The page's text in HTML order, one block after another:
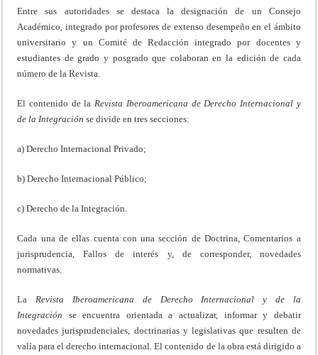
Entre sus autoridades se destaca la designación de un Consejo
Académico, integrado por profesores de extenso desempeño en el ámbito
universitario y un Comité de Redacción integrado por docentes y
estudiantes de grado y posgrado que colaboran en la edición de cada
número de la Revista.
El contenido de la Revista Iberoamericana de Derecho Internacional y
de la Integración se divide en tres secciones:
a) Derecho Internacional Privado;
b) Derecho Internacional Público;
c) Derecho de la Integración.
Cada una de ellas cuenta con una sección de Doctrina, Comentarios a
jurisprudencia, Fallos de interés y, de corresponder, novedades
normativas.
La Revista Iberoamericana de Derecho Internacional y de la
Integración se encuentra orientada a actualizar, informar y debatir
novedades jurisprudenciales, doctrinarias y legislativas que resulten de
valía para el derecho internacional. El contenido de la obra está dirigido a